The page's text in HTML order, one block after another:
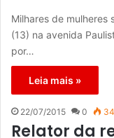
Milhares de mulheres
(13) na avenida
por…
Leia mais »
22/07/2015 0
Relator da